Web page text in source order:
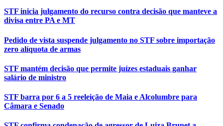
STF inicia julgamento do recurso contra decisão que manteve a
divisa entre PA e MT
Pedido de vista suspende julgamento no STF sobre importação
zero alíquota de armas
STF mantém decisão que permite juízes estaduais ganhar
salário de ministro
STF barra por 6 a 5 reeleição de Maia e Alcolumbre para
Câmara e Senado